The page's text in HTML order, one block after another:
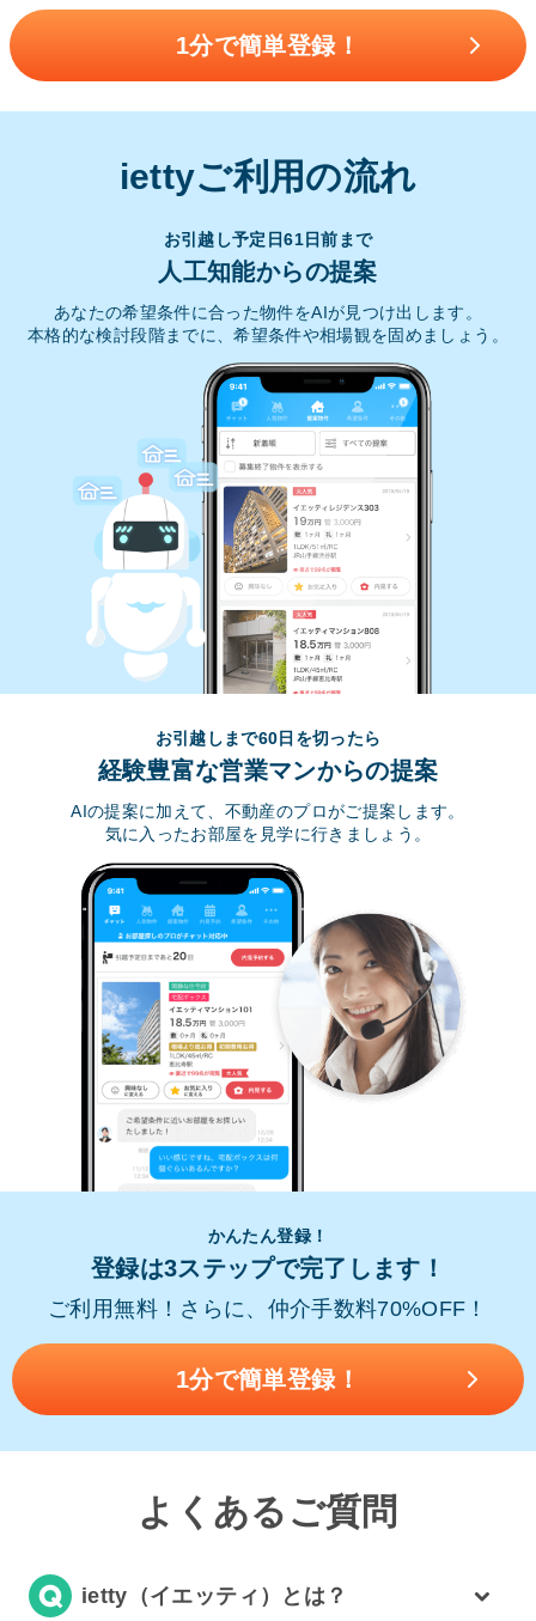
1分で簡単登録！
iettyご利用の流れ
お引越し予定日61日前まで
人工知能からの提案
あなたの希望条件に合った物件をAIが見つけ出します。
本格的な検討段階までに、希望条件や相場観を固めましょう。
お引越しまで60日を切ったら
経験豊富な営業マンからの提案
AIの提案に加えて、不動産のプロがご提案します。
気に入ったお部屋を見学に行きましょう。
かんたん登録！
登録は3ステップで完了します！
ご利用無料！さらに、仲介手数料70%OFF！
1分で簡単登録！
よくあるご質問
ietty（イエッティ）とは？